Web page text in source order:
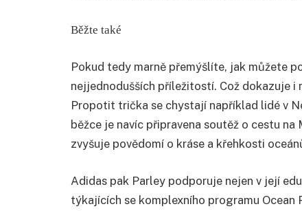
Běžte také
Pokud tedy marně přemýšlíte, jak můžete
nejjednodušších příležitostí. Což dokazuje
Propotit trička se chystají například lidé v
běžce je navíc připravena soutěž o cestu
zvyšuje povědomí o kráse a křehkosti
Adidas pak Parley podporuje nejen v její
týkajících se komplexního programu